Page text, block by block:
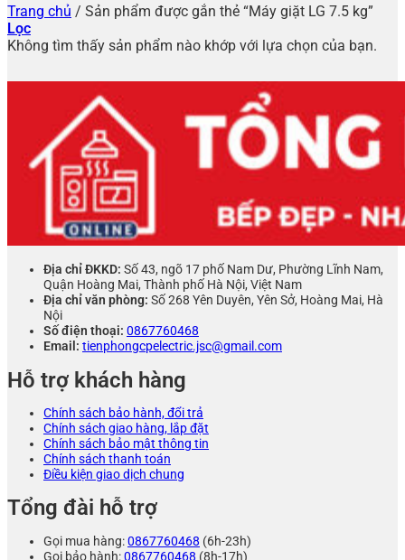
Trang chủ / Sản phẩm được gắn thẻ “Máy giặt LG 7.5 kg”
Lọc
Không tìm thấy sản phẩm nào khớp với lựa chọn của bạn.
Địa chỉ ĐKKD: Số 43, ngõ 17 phố Nam Dư, Phường Lĩnh Nam,
Quận Hoàng Mai, Thành phố Hà Nội, Việt Nam
Địa chỉ văn phòng: Số 268 Yên Duyên, Yên Sở, Hoàng Mai, Hà
Nội
Số điện thoại: 0867760468
Email: tienphongcpelectric.jsc@gmail.com
Hỗ trợ khách hàng
Chính sách bảo hành, đổi trả
Chính sách giao hàng, lắp đặt
Chính sách bảo mật thông tin
Chính sách thanh toán
Điều kiện giao dịch chung
Tổng đài hỗ trợ
Gọi mua hàng:0867760468 (6h-23h)
Gọi bảo hành:0867760468 (8h-17h)